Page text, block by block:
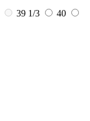
39 1/3
40